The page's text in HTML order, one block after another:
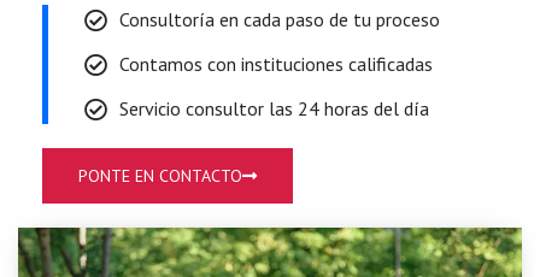
Consultoría en cada paso de tu proceso
Contamos con instituciones calificadas
Servicio consultor las 24 horas del día
PONTE EN CONTACTO